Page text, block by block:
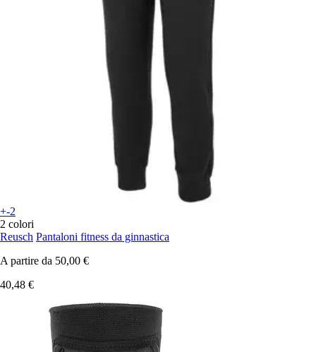
+-2
2 colori
Reusch Pantaloni fitness da ginnastica
A partire da 50,00 €
40,48 €